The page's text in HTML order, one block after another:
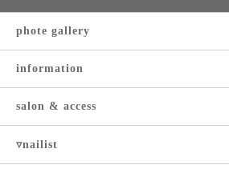
phote gallery
information
salon & access
▿nailist